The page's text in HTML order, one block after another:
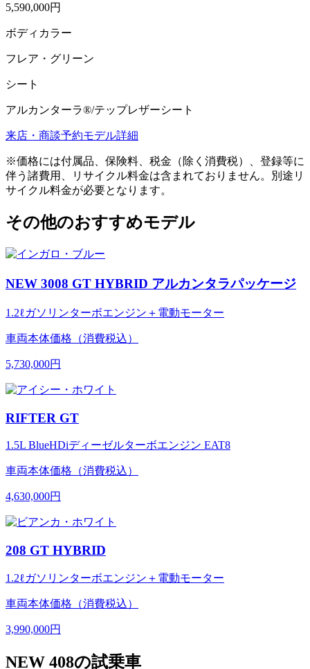
5,590,000円
ボディカラー
フレア・グリーン
シート
アルカンターラ®/テップレザーシート
来店・商談予約モデル詳細
※価格には付属品、保険料、税金（除く消費税）、登録等に
伴う諸費用、リサイクル料金は含まれておりません。別途リ
サイクル料金が必要となります。
その他のおすすめモデル
NEW 3008 GT HYBRID アルカンタラパッケージ
1.2ℓガソリンターボエンジン＋電動モーター
車両本体価格（消費税込）
5,730,000円
RIFTER GT
1.5L BlueHDiディーゼルターボエンジン EAT8
車両本体価格（消費税込）
4,630,000円
208 GT HYBRID
1.2ℓガソリンターボエンジン＋電動モーター
車両本体価格（消費税込）
3,990,000円
NEW 408の試乗車